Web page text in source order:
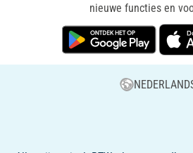
nieuwe functies en